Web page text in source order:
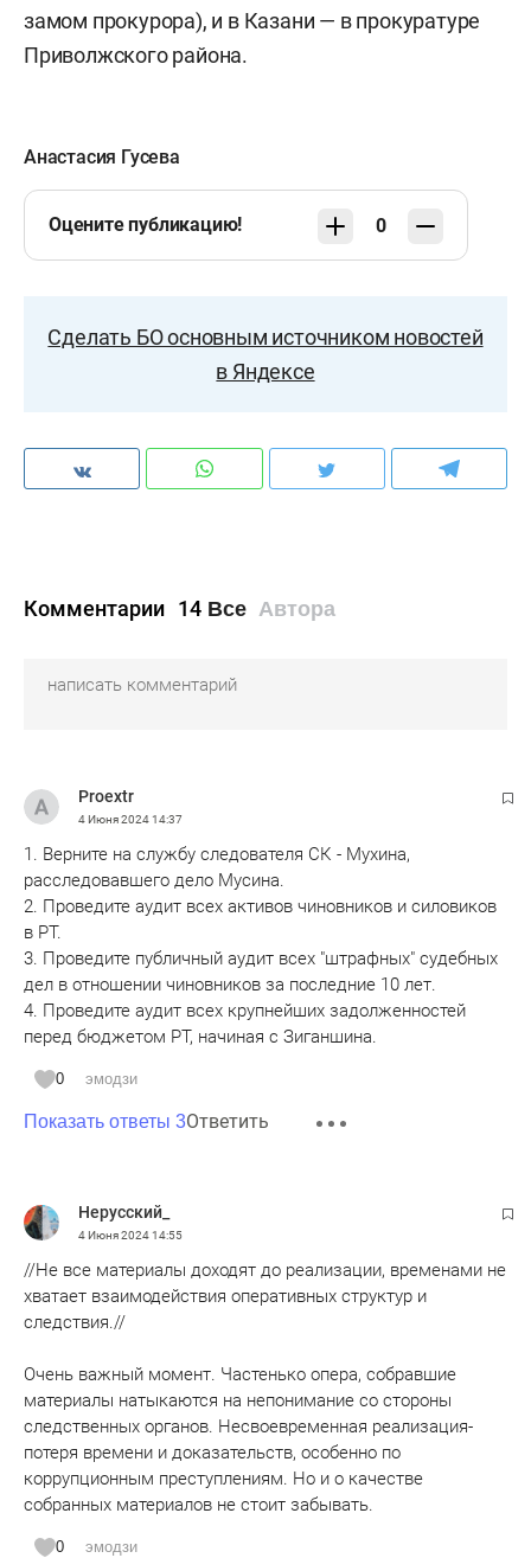
замом прокурора), и в Казани — в прокуратуре
Приволжского района.
Анастасия Гусева
Оцените публикацию! 0
Сделать БО основным источником новостей
в Яндексе
Комментарии 14 Все Автора
Proextr
4 Июня 202414:37
1. Верните на службу следователя СК - Мухина,
расследовавшего дело Мусина.
2. Проведите аудит всех активов чиновников и силовиков
в РТ.
3. Проведите публичный аудит всех "штрафных" судебных
дел в отношении чиновников за последние 10 лет.
4. Проведите аудит всех крупнейших задолженностей
перед бюджетом РТ, начиная с Зиганшина.
0 эмодзи
Показать ответы 3Ответить
Нерусский_
4 Июня 202414:55
//Не все материалы доходят до реализации, временами не
хватает взаимодействия оперативных структур и
следствия.//
Очень важный момент. Частенько опера, собравшие
материалы натыкаются на непонимание со стороны
следственных органов. Несвоевременная реализация-
потеря времени и доказательств, особенно по
коррупционным преступлениям. Но и о качестве
собранных материалов не стоит забывать.
0 эмодзи